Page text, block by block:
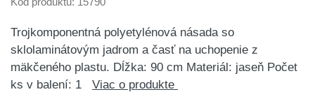
Trojkomponentná polyetylénová násada so
sklolaminátovým jadrom a časť na uchopenie z
mäkčeného plastu. Dĺžka: 90 cm Materiál: jaseň Počet
ks v balení: 1 Viac o produkte